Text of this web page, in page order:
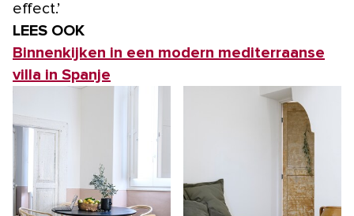
effect.’
LEES OOK
Binnenkijken in een modern mediterraanse
villa in Spanje